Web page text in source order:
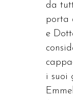
da
porta
e
i suoi